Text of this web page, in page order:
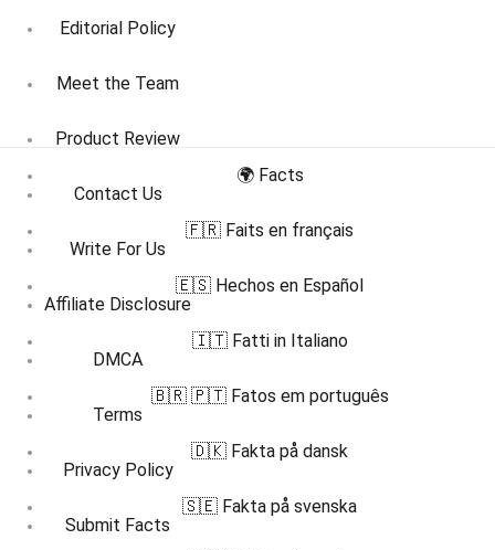
Editorial Policy
Meet the Team
Product Review
Contact Us
Write For Us
Affiliate Disclosure
DMCA
Terms
Privacy Policy
Submit Facts
🌍 Facts
🇫🇷 Faits en français
🇪🇸 Hechos en Español
🇮🇹 Fatti in Italiano
🇧🇷 🇵🇹 Fatos em português
🇩🇰 Fakta på dansk
🇸🇪 Fakta på svenska